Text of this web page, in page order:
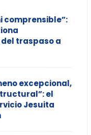
comprensible”:
traspaso a
excepcional,
el
Jesuita